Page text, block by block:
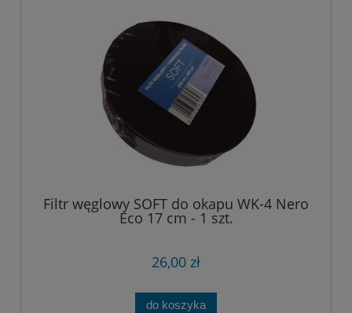
Filtr węglowy SOFT do okapu WK-4 Nero
Eco 17 cm - 1 szt.
26,00 zł
do koszyka